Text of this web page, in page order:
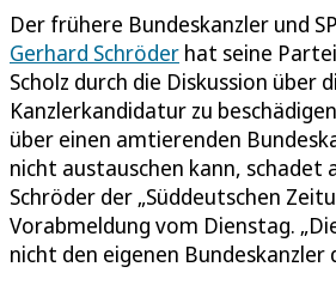
Der frühere Bundeskanzler und
Gerhard Schröder hat seine
Scholz durch die Diskussion über
Kanzlerkandidatur zu
über einen amtierenden
nicht austauschen kann, schadet
Schröder der „Süddeutschen
Vorabmeldung vom Dienstag.
nicht den eigenen Bundeskanzler